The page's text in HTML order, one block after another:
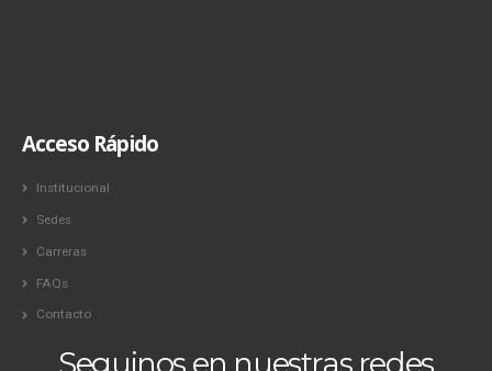
Acceso Rápido
Institucional
Sedes
Carreras
FAQs
Contacto
Seguinos en nuestras redes